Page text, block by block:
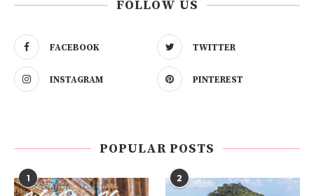
FOLLOW US
FACEBOOK TWITTER
INSTAGRAM PINTEREST
POPULAR POSTS
1 2